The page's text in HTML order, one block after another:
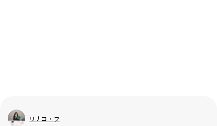
リナコ・フ